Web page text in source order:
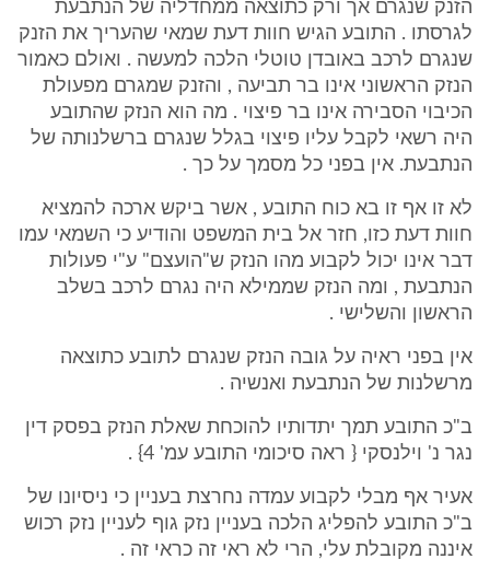
הזנק שנגרם אך ורק כתוצאה ממחדליה של הנתבעת
לגרסתו . התובע הגיש חוות דעת שמאי שהעריך את הזנק
שנגרם לרכב באובדן טוטלי הלכה למעשה . ואולם כאמור
הנזק הראשוני אינו בר תביעה , והזנק שמגרם מפעולת
הכיבוי הסבירה אינו בר פיצוי . מה הוא הנזק שהתובע
היה רשאי לקבל עליו פיצוי בגלל שנגרם ברשלנותה של
הנתבעת. אין בפני כל מסמך על כך .
לא זו אף זו בא כוח התובע , אשר ביקש ארכה להמציא
חוות דעת כזו, חזר אל בית המשפט והודיע כי השמאי עמו
דבר אינו יכול לקבוע מהו הנזק ש"הועצם" ע"י פעולות
הנתבעת , ומה הנזק שממילא היה נגרם לרכב בשלב
הראשון והשלישי .
אין בפני ראיה על גובה הנזק שנגרם לתובע כתוצאה
מרשלנות של הנתבעת ואנשיה .
ב"כ התובע תמך יתדותיו להוכחת שאלת הנזק בפסק דין
נגר נ' וילנסקי { ראה סיכומי התובע עמ' 4} .
אעיר אף מבלי לקבוע עמדה נחרצת בעניין כי ניסיונו של
ב"כ התובע להפליג הלכה בעניין נזק גוף לעניין נזק רכוש
איננה מקובלת עלי, הרי לא ראי זה כראי זה .